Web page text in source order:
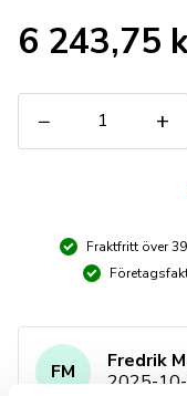
6 243,75
−
Alubelagd
100cm
+
Fraktfritt över
FM
Fredrik
2025-